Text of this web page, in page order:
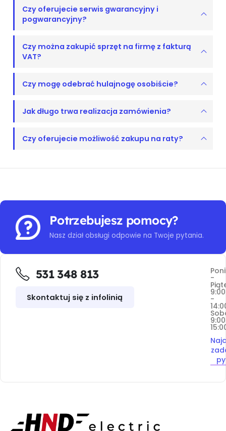
Czy oferujecie serwis gwarancyjny i
pogwarancyjny?
Czy można zakupić sprzęt na firmę z fakturą
VAT?
Czy mogę odebrać hulajnogę osobiście?
Jak długo trwa realizacja zamówienia?
Czy oferujecie możliwość zakupu na raty?
Potrzebujesz pomocy?
Nasz dział obsługi odpowie na Twoje pytania.
531 348 813
Skontaktuj się z infolinią
-
9:00
-